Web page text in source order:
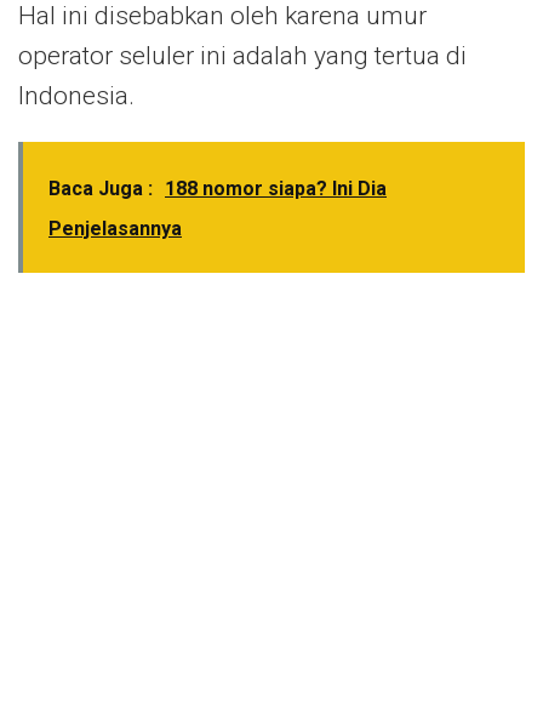
Hal ini disebabkan oleh karena umur
operator seluler ini adalah yang tertua di
Indonesia.
Baca Juga : 188 nomor siapa? Ini Dia
Penjelasannya